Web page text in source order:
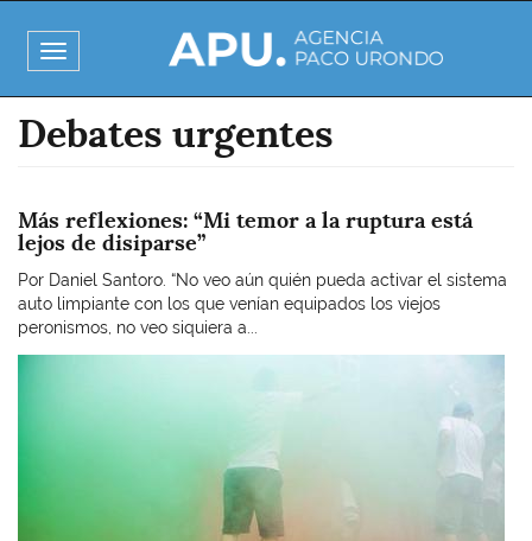
al
contenido
principal
Toggle
navigation
Debates urgentes
Más reflexiones: “Mi temor a la ruptura está
lejos de disiparse”
Por Daniel Santoro. “No veo aún quién pueda activar el sistema
auto limpiante con los que venían equipados los viejos
peronismos, no veo siquiera a...